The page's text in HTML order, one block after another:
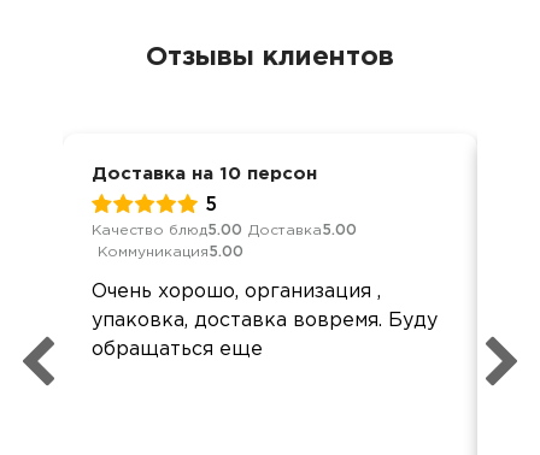
Отзывы клиентов
Доставка на 10 персон
5
Качество блюд5.00 Доставка5.00
Коммуникация5.00
Очень хорошо, организация ,
упаковка, доставка вовремя. Буду
обращаться еще